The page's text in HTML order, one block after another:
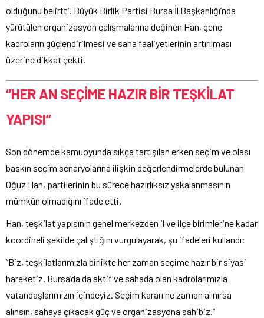
olduğunu belirtti. Büyük Birlik Partisi Bursa İl Başkanlığı’nda
yürütülen organizasyon çalışmalarına değinen Han, genç
kadroların güçlendirilmesi ve saha faaliyetlerinin artırılması
üzerine dikkat çekti.
“HER AN SEÇİME HAZIR BİR TEŞKİLAT
YAPISI”
Son dönemde kamuoyunda sıkça tartışılan erken seçim ve olası
baskın seçim senaryolarına ilişkin değerlendirmelerde bulunan
Oğuz Han, partilerinin bu sürece hazırlıksız yakalanmasının
mümkün olmadığını ifade etti.
Han, teşkilat yapısının genel merkezden il ve ilçe birimlerine kadar
koordineli şekilde çalıştığını vurgulayarak, şu ifadeleri kullandı:
“Biz, teşkilatlarımızla birlikte her zaman seçime hazır bir siyasi
hareketiz. Bursa’da da aktif ve sahada olan kadrolarımızla
vatandaşlarımızın içindeyiz. Seçim kararı ne zaman alınırsa
alınsın, sahaya çıkacak güç ve organizasyona sahibiz.”